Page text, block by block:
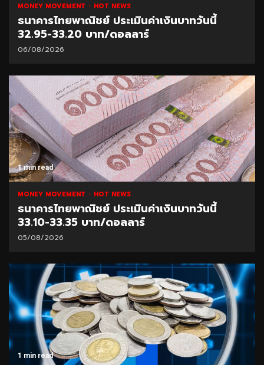
MONEY MOVEMENT HOT NEWS
ธนาคารไทยพาณิชย์ ประเมินค่าเงินบาทวันนี้
32.95-33.20 บาท/ดอลลาร์
06/08/2026
1 min read
MONEY MOVEMENT HOT NEWS
ธนาคารไทยพาณิชย์ ประเมินค่าเงินบาทวันนี้
33.10-33.35 บาท/ดอลลาร์
05/08/2026
1 min read